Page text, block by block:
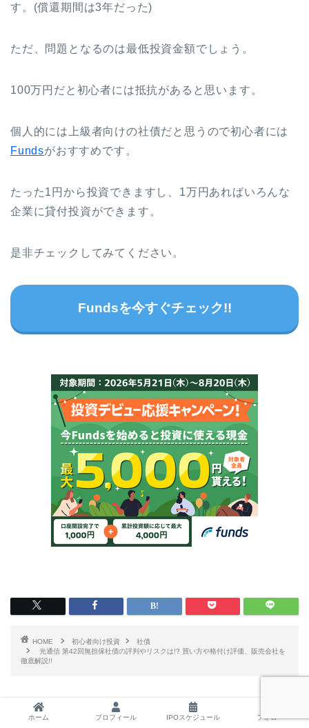
す。(償還期間は3年だった)
ただ、問題となるのは最低投資金額でしょう。
100万円だと初心者には抵抗があると思います。
個人的には上級者向けの社債だと思うので初心者には
Fundsがおすすめです。
たった1円から投資できますし、1万円あればいろんな
企業に貸付投資ができます。
是非チェックしてみてください。
Fundsを今すぐチェック!!
HOME 初心者向け投資
社債
光通信 第42回無担保社債の評判やリスクは!? 買い方や格付け評価、販売会社を
徹底解説!!
こんな記事もオススメ
ホーム プロフィール IPOスケジュール フォロー